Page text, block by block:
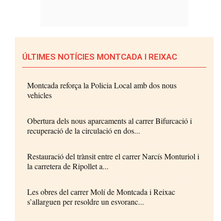
ÚLTIMES NOTÍCIES MONTCADA I REIXAC
Montcada reforça la Policia Local amb dos nous
vehicles
Obertura dels nous aparcaments al carrer Bifurcació i
recuperació de la circulació en dos...
Restauració del trànsit entre el carrer Narcís Monturiol i
la carretera de Ripollet a...
Les obres del carrer Molí de Montcada i Reixac
s’allarguen per resoldre un esvoranc...